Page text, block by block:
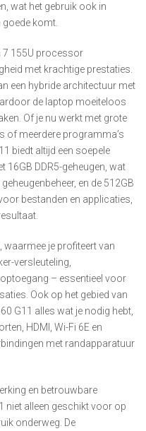
wat het gebruik ook in
komt.
7 155U processor
met krachtige prestaties.
een hybride architectuur met
de laptop moeiteloos
Of je nu werkt met grote
of meerdere programma’s
biedt altijd een soepele
16GB DDR5-geheugen, wat
en de 512GB
bestanden en applicaties,
je profiteert van
versleuteling,
– essentieel voor
Ook op het gebied van
G11 alles wat je nodig hebt,
HDMI, Wi-Fi 6E en
met randapparatuur
en betrouwbare
niet alleen geschikt voor op
onderweg. De